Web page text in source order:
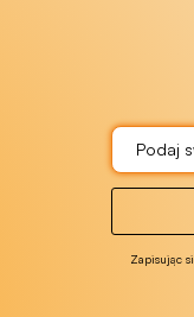
Zapisując